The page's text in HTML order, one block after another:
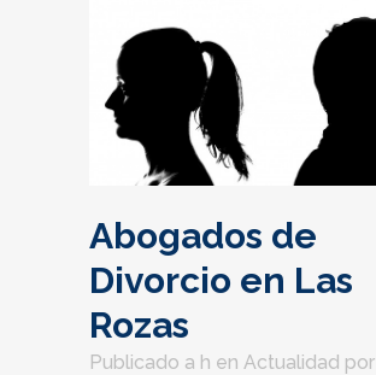
Abogados de
Divorcio en Las
Rozas
Publicado a h en Actualidad por